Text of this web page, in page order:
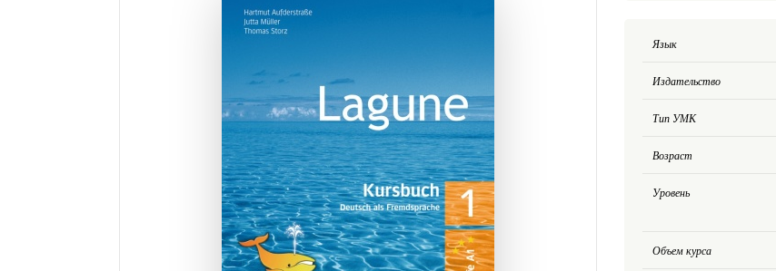
Язык
Издательство
Тип УМК
Возраст
Уровень
Объем курса